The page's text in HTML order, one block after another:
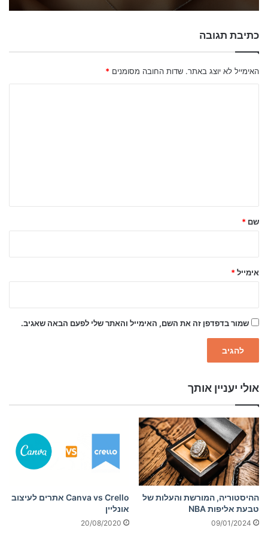
כתיבת תגובה
האימייל לא יוצג באתר. שדות החובה מסומנים *
ל
שם *
אימייל *
שמור בדפדפן זה את השם, האימייל והאתר שלי לפעם הבאה שאגיב.
אולי יעניין אותך
ההיסטוריה, המורשת והעלות של
טבעת אליפות NBA
09/01/2024
Can­va vs Crel­lo אתרים לעיצוב
אונליין
20/08/2020